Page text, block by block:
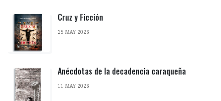
Cruz y Ficción
25 MAY 2026
Anécdotas de la decadencia caraqueña
11 MAY 2026